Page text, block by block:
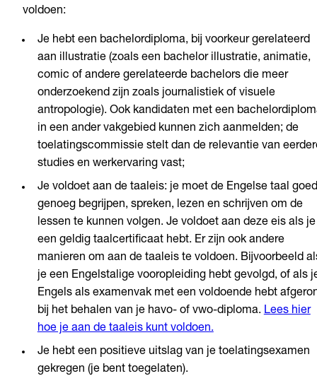
voldoen:
Je hebt een bachelordiploma, bij voorkeur gerelateerd
aan illustratie (zoals een bachelor illustratie, animatie,
comic of andere gerelateerde bachelors die meer
onderzoekend zijn zoals journalistiek of visuele
antropologie). Ook kandidaten met een
in een ander vakgebied kunnen zich aanmelden; de
toelatingscommissie stelt dan de relevantie van
studies en werkervaring vast;
Je voldoet aan de taaleis: je moet de Engelse taal goed
genoeg begrijpen, spreken, lezen en schrijven om de
lessen te kunnen volgen. Je voldoet aan deze eis als je
een geldig taalcertificaat hebt. Er zijn ook andere
manieren om aan de taaleis te voldoen. Bijvoorbeeld
je een Engelstalige vooropleiding hebt gevolgd, of als
Engels als examenvak met een voldoende hebt
bij het behalen van je havo- of vwo-diploma. Lees hier
hoe je aan de taaleis kunt voldoen.
Je hebt een positieve uitslag van je toelatingsexamen
gekregen (je bent toegelaten).